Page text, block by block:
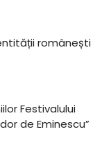
românești
Festivalului
de Eminescu”